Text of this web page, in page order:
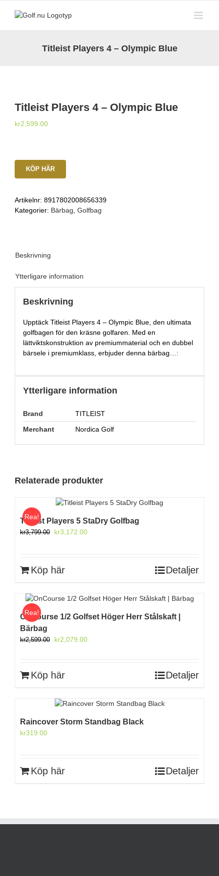
Titleist Players 4 – Olympic Blue
Titleist Players 4 – Olympic Blue
kr2,599.00
KÖP HÄR
Artikelnr: 8917802008656339
Kategorier: Bärbag Golfbag
Beskrivning
Ytterligare information
Beskrivning
Upptäck Titleist Players 4 – Olympic Blue, den ultimata
golfbagen för den kräsne golfaren. Med en
lättviktskonstruktion av premiummaterial och en dubbel
bärsele i premiumklass, erbjuder denna bärbag…:
Ytterligare information
Brand
TITLEIST
Merchant
Nordica Golf
Relaterade produkter
Rea!
Titleist Players 5 StaDry Golfbag
kr3,799.00
Det
kr3,799.00.
kr3,172.00Det
Köp här Detaljer
Rea!
OnCourse 1/2 Golfset Höger Herr Stålskaft |
Bärbag
kr2,599.00
Det
kr2,599.00.
kr2,079.00Det
Köp här Detaljer
Raincover Storm Standbag Black
kr319.00
Köp här Detaljer